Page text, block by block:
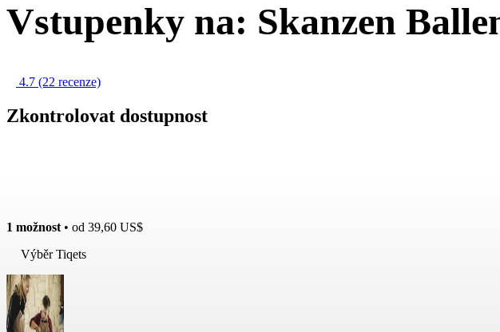
Vstupenky na: Skanzen
4.7 (22 recenze)
Zkontrolovat dostupnost
1 možnost• od 39,60 US$
Výběr Tiqets